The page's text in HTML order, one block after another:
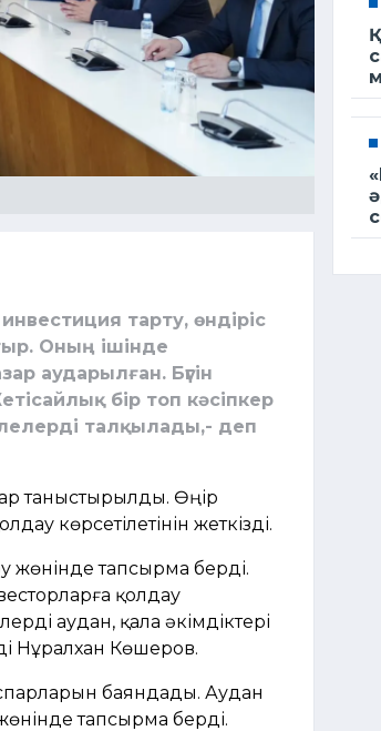
тарту, өндіріс
Оның ішінде
аударылған. Бүгін
бір топ кәсіпкер
талқылады,- деп
таныстырылды. Өңір
көрсетілетінін жеткізді.
тапсырма берді.
қолдау
аудан, қала әкімдіктері
Нұралхан Көшеров.
баяндады. Аудан
тапсырма берді.